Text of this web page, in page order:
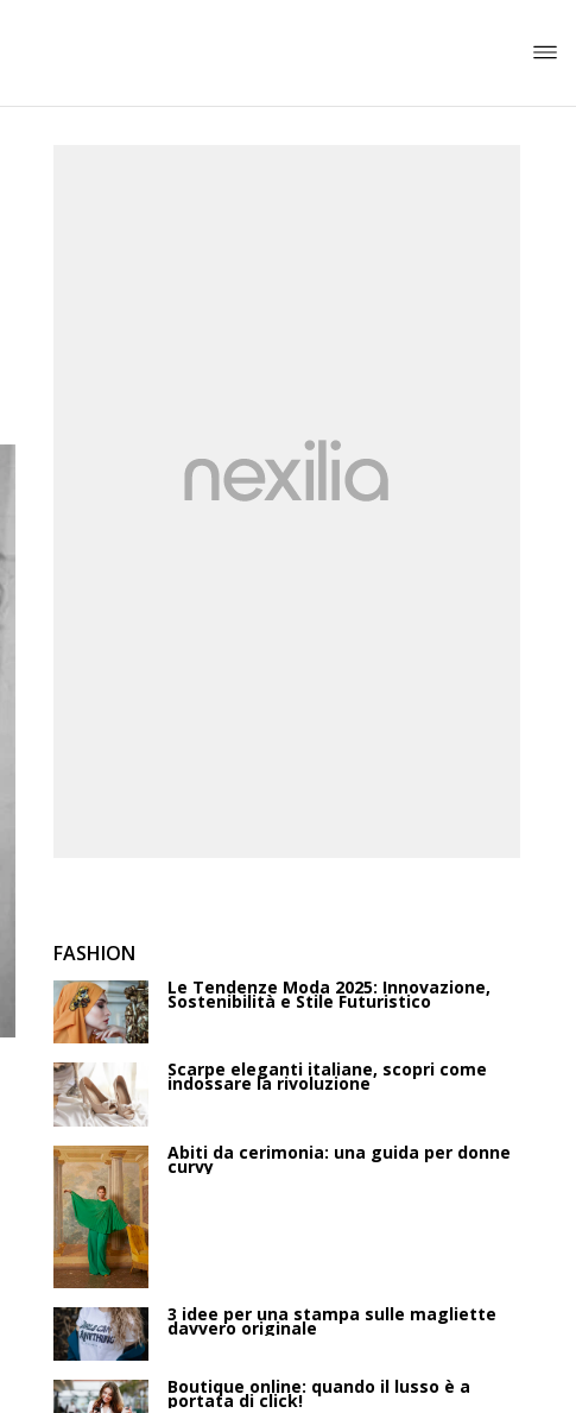
FASHION
Le Tendenze Moda 2025: Innovazione,
Sostenibilità e Stile Futuristico
Scarpe eleganti italiane, scopri come
indossare la rivoluzione
Abiti da cerimonia: una guida per donne
curvy
3 idee per una stampa sulle magliette
davvero originale
Boutique online: quando il lusso è a
portata di click!